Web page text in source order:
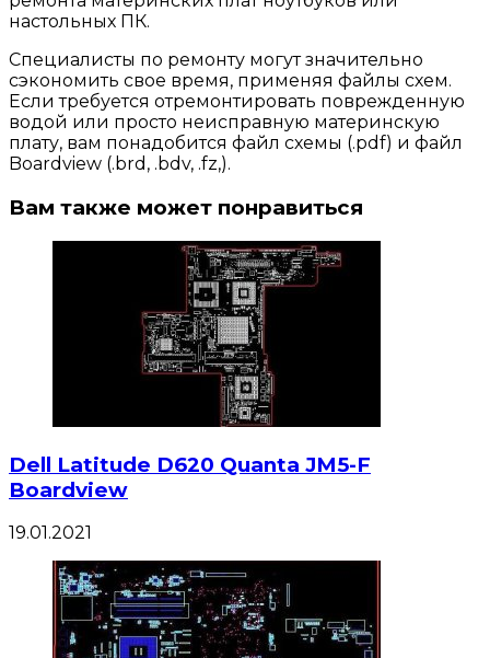
настольных ПК.
Специалисты по ремонту могут значительно
сэкономить свое время, применяя файлы схем.
Если требуется отремонтировать поврежденную
водой или просто неисправную материнскую
плату, вам понадобится файл схемы (.pdf) и файл
Boardview (.brd, .bdv, .fz,).
Вам также может понравиться
Dell Latitude D620 Quanta JM5-F
Boardview
19.01.2021